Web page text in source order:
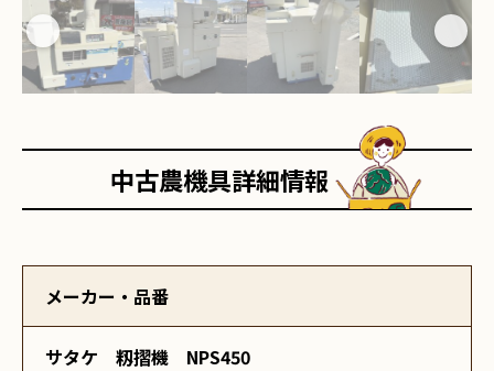
中古農機具詳細情報
メーカー・品番
サタケ 籾摺機 NPS450